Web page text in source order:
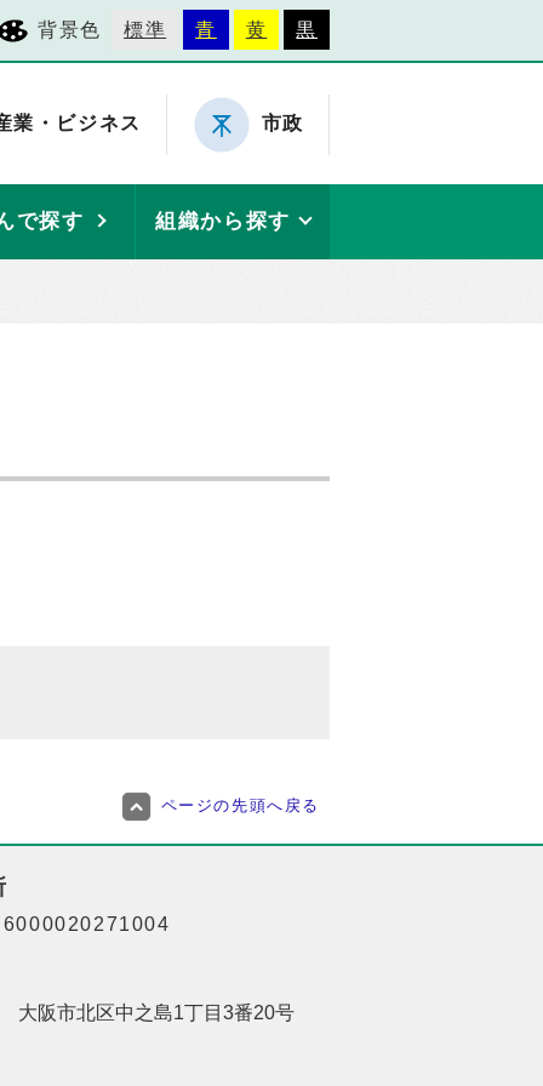
背景色 標準 青 黄 黒
業・ビジネス 市政
で探す 組織から探す
ページの先頭へ戻る
6000020271004
大阪市北区中之島1丁目3番20号